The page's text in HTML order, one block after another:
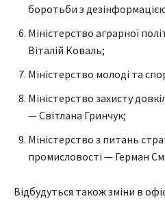
боротьби з
Міністерство аграрної
Віталій Коваль;
Міністерство молоді та
Міністерство захисту
— Світлана Гринчук;
Міністерство з питань
промисловості — Герман
Відбудуться також зміни в